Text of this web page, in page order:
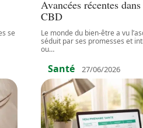
se
Avancées récentes
CBD
Le monde du bien-être a vu
séduit par ses promesses et
ou…
Santé 27/06/2026